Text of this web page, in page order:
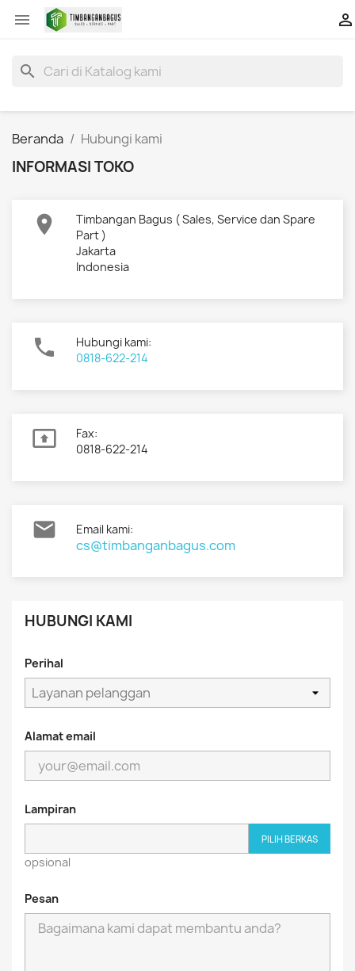
 
search
Beranda Hubungi kami
INFORMASI TOKO

Timbangan Bagus ( Sales, Service dan Spare
Part )
Jakarta
Indonesia

Hubungi kami:
0818-622-214

Fax:
0818-622-214
 Email kami:
cs@timbanganbagus.com
HUBUNGI KAMI
Perihal
Alamat email
Lampiran
PILIH BERKAS
opsional
Pesan